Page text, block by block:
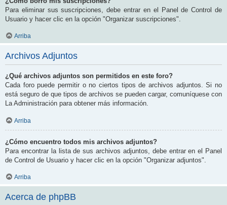
Para eliminar sus suscripciones, debe entrar en el Panel de Control de
Usuario y hacer clic en la opción "Organizar suscripciones".
Arriba
Archivos Adjuntos
¿Qué archivos adjuntos son permitidos en este foro?
Cada foro puede permitir o no ciertos tipos de archivos adjuntos. Si no
está seguro de que tipos de archivos se pueden cargar, comuníquese con
La Administración para obtener más información.
Arriba
¿Cómo encuentro todos mis archivos adjuntos?
Para encontrar la lista de sus archivos adjuntos, debe entrar en el Panel
de Control de Usuario y hacer clic en la opción "Organizar adjuntos".
Arriba
Acerca de phpBB